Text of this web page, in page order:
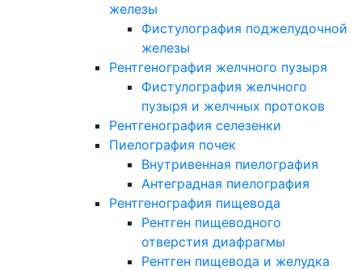
железы
Фистулография поджелудочной
железы
Рентгенография желчного пузыря
Фистулография желчного
пузыря и желчных протоков
Рентгенография селезенки
Пиелография почек
Внутривенная пиелография
Антеградная пиелография
Рентгенография пищевода
Рентген пищеводного
отверстия диафрагмы
Рентген пищевода и желудка